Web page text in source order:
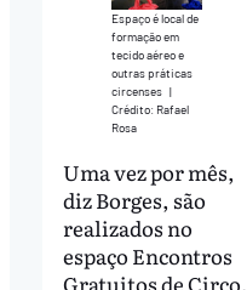
Espaço é local de
formação em
tecido aéreo e
outras práticas
circenses |
Crédito: Rafael
Rosa
Uma vez por mês,
diz Borges, são
realizados no
espaço Encontros
Gratuitos de Circo,